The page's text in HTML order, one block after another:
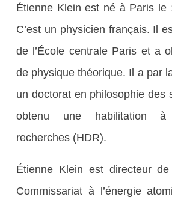
Étienne Klein est né à Paris le
C’est un physicien français. Il
de l’École centrale Paris et a
de physique théorique. Il a par
un doctorat en philosophie des
obtenu une habilitation
recherches (HDR).
Étienne Klein est directeur
Commissariat à l’énergie